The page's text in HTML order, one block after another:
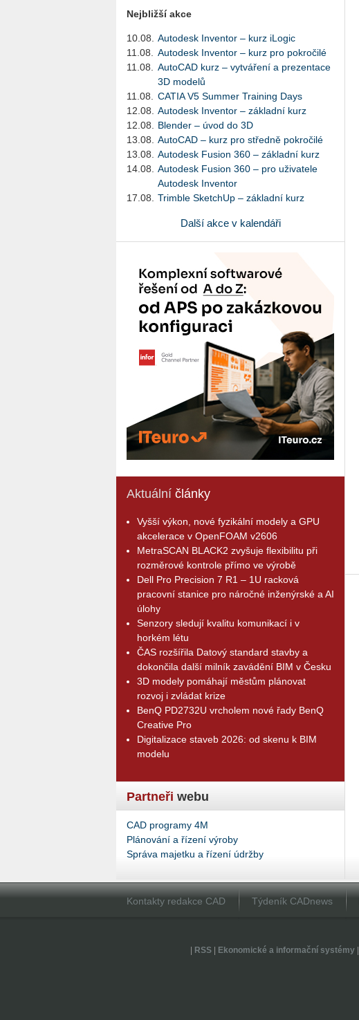
Nejbližší akce
10.08.
Autodesk Inventor – kurz iLogic
11.08.
Autodesk Inventor – kurz pro pokročilé
11.08.
AutoCAD kurz – vytváření a prezentace
3D modelů
11.08.
CATIA V5 Summer Training Days
12.08.
Autodesk Inventor – základní kurz
12.08.
Blender – úvod do 3D
13.08.
AutoCAD – kurz pro středně pokročilé
13.08.
Autodesk Fusion 360 – základní kurz
14.08.
Autodesk Fusion 360 – pro uživatele
Autodesk Inventor
17.08.
Trimble SketchUp – základní kurz
Další akce v kalendáři
Aktuální články
Vyšší výkon, nové fyzikální modely a GPU
akcelerace v OpenFOAM v2606
MetraSCAN BLACK2 zvyšuje flexibilitu při
rozměrové kontrole přímo ve výrobě
Dell Pro Precision 7 R1 – 1U racková
pracovní stanice pro náročné inženýrské a AI
úlohy
Senzory sledují kvalitu komunikací i v
horkém létu
ČAS rozšířila Datový standard stavby a
dokončila další milník zavádění BIM v Česku
3D modely pomáhají městům plánovat
rozvoj i zvládat krize
BenQ PD2732U vrcholem nové řady BenQ
Creative Pro
Digitalizace staveb 2026: od skenu k BIM
modelu
Partneři webu
CAD programy 4M
Plánování a řízení výroby
Správa majetku a řízení údržby
Kontakty redakce CAD Týdeník CADnews
RSS| Ekonomické a informační systémy|